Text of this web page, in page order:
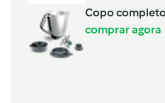
Copo
comprar agora